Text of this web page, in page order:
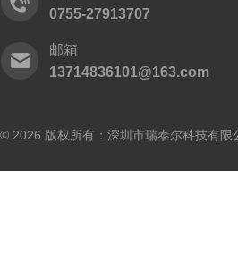
0755-27913707
邮箱
13714836101@163.com
© 2026 版权所有：深圳市瑞泰尔科技有限